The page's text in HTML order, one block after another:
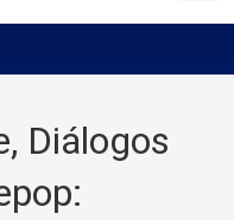
Diálogos